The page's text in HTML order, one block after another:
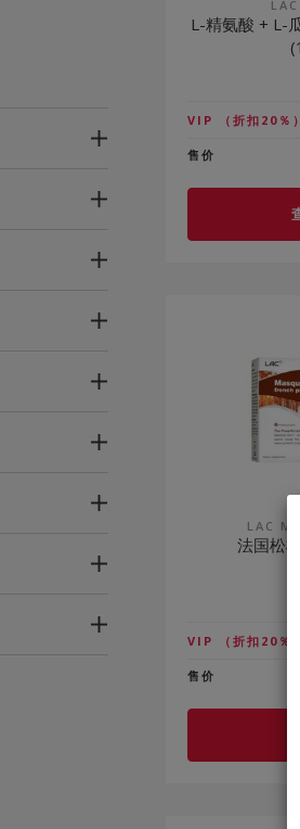
L-精氨酸 + L-
VIP （折扣20％）
售价
LAC
法国松
VIP （折扣20％）
售价